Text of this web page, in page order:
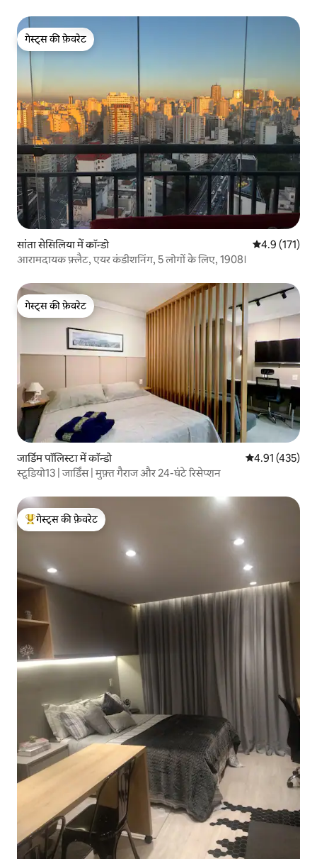
गेस्ट्स की फ़ेवरेट
गेस्ट्स की फ़ेवरेट
सांता सेसिलिया में कॉन्डो औसत रेटिंग 5 में
4.9 (171)
आरामदायक फ़्लैट, एयर कंडीशनिंग, 5 लोगों के लिए, 1908।
गेस्ट्स की फ़ेवरेट
गेस्ट्स की फ़ेवरेट
जार्डिम पॉलिस्टा में कॉन्डो औसत रेटिंग 5 में से
4.91 (435)
स्टूडियो13 | जार्डिंस | मुफ़्त गैराज और 24-घंटे रिसेप्शन
गेस्ट्स का टॉप फ़ेवरेट
गेस्ट्स की फ़ेवरेट